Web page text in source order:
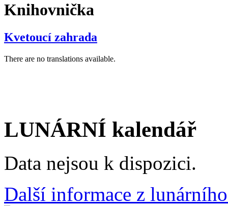
Knihovnička
Kvetoucí zahrada
There are no translations available.
LUNÁRNÍ kalendář
Data nejsou k dispozici.
Další informace z